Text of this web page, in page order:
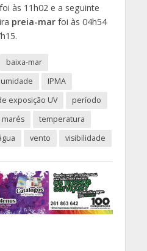
às 11h02 e a seguinte
preia-marfoi às 04h54
baixa-mar
IPMA
exposição UV
período
temperatura
vento visibilidade